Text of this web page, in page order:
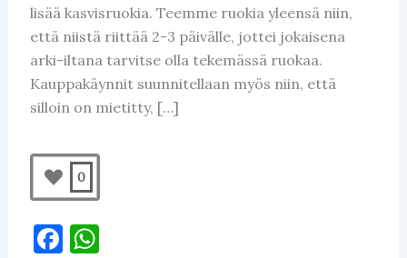
lisää kasvisruokia. Teemme ruokia yleensä niin,
että niistä riittää 2-3 päivälle, jottei jokaisena
arki-iltana tarvitse olla tekemässä ruokaa.
Kauppakäynnit suunnitellaan myös niin, että
silloin on mietitty, […]
0
F W